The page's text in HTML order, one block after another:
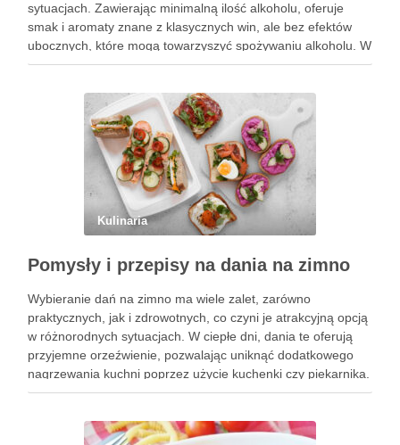
sytuacjach. Zawierając minimalną ilość alkoholu, oferuje
smak i aromaty znane z klasycznych win, ale bez efektów
ubocznych, które mogą towarzyszyć spożywaniu alkoholu. W
obliczu rosnącej świadomości zdrowotnej, wiele osób
Kulinaria
Pomysły i przepisy na dania na zimno
Wybieranie dań na zimno ma wiele zalet, zarówno
praktycznych, jak i zdrowotnych, co czyni je atrakcyjną opcją
w różnorodnych sytuacjach. W ciepłe dni, dania te oferują
przyjemne orzeźwienie, pozwalając uniknąć dodatkowego
nagrzewania kuchni poprzez użycie kuchenki czy piekarnika.
To znacząco wpływa na komfort życia, zwłaszcza w gorące,